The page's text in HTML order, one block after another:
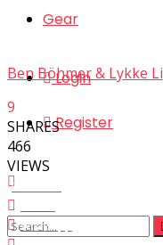
Gear
Login
Register
Ben Böhmer & Lykke Li
9
SHARES
466
VIEWS
Facebook
Whatsapp